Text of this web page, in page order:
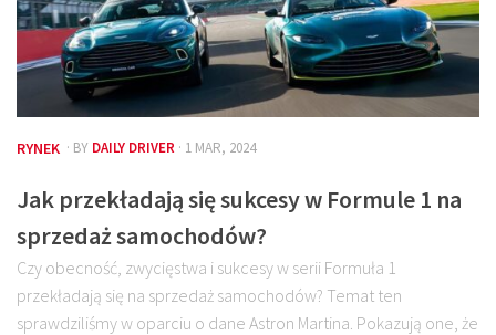
RYNEK · BY DAILY DRIVER · 1 MAR, 2024
Jak przekładają się sukcesy w Formule 1 na
sprzedaż samochodów?
Czy obecność, zwycięstwa i sukcesy w serii Formuła 1
przekładają się na sprzedaż samochodów? Temat ten
sprawdziliśmy w oparciu o dane Astron Martina. Pokazują one, że